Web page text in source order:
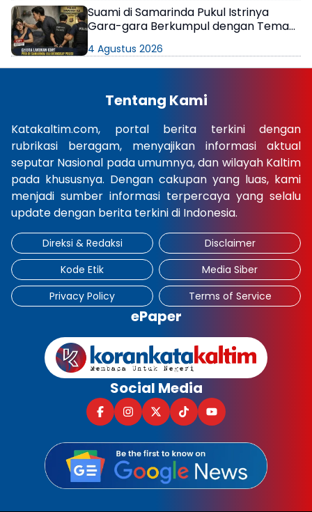
Suami di Samarinda Pukul Istrinya
Gara-gara Berkumpul dengan Teman
4 Agustus 2026
Tentang Kami
Katakaltim.com, portal berita terkini dengan
rubrikasi beragam, menyajikan informasi aktual
seputar Nasional pada umumnya, dan wilayah Kaltim
pada khususnya. Dengan cakupan yang luas, kami
menjadi sumber informasi terpercaya yang selalu
update dengan berita terkini di Indonesia.
Direksi & Redaksi
Disclaimer
Kode Etik
Media Siber
Privacy Policy
Terms of Service
ePaper
Social Media